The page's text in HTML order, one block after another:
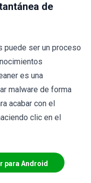
de
puede ser un proceso
es una
malware de forma
acabar con el
clic en el
para Android